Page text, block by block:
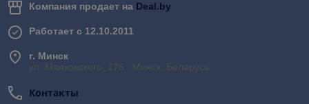
Компания продает на Deal.by
Работает с 12.10.2011
г. Минск
ул. Маяковского, 176 , Минск, Беларусь
Контакты